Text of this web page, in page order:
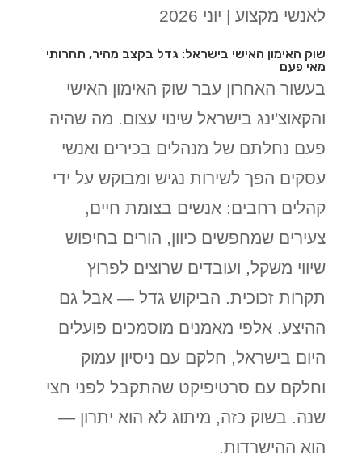
לאנשי מקצוע | יוני 2026
שוק האימון האישי בישראל: גדל בקצב מהיר, תחרותי
מאי פעם
בעשור האחרון עבר שוק האימון האישי
והקאוצ'ינג בישראל שינוי עצום. מה שהיה
פעם נחלתם של מנהלים בכירים ואנשי
עסקים הפך לשירות נגיש ומבוקש על ידי
קהלים רחבים: אנשים בצומת חיים,
צעירים שמחפשים כיוון, הורים בחיפוש
שיווי משקל, ועובדים שרוצים לפרוץ
תקרות זכוכית. הביקוש גדל — אבל גם
ההיצע. אלפי מאמנים מוסמכים פועלים
היום בישראל, חלקם עם ניסיון עמוק
וחלקם עם סרטיפיקט שהתקבל לפני חצי
שנה. בשוק כזה, מיתוג לא הוא יתרון —
הוא ההישרדות.